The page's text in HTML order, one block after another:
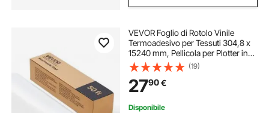
VEVOR Foglio di Rotolo Vinile
Termoadesivo per Tessuti 304,8 x
15240 mm, Pellicola per Plotter in
Vinile a Trasferimento Termico per
Macchine da Taglio, per Magliette
Cuscini Cappelli, HTV, Bianco
(19)
2790€
Disponibile